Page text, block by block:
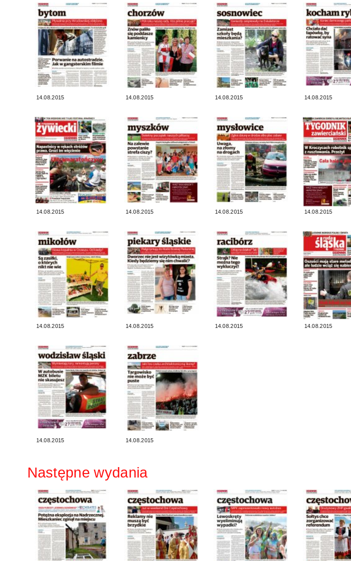
14.08.2015 14.08.2015 14.08.2015 14.08.2015
14.08.2015 14.08.2015 14.08.2015 14.08.2015
14.08.2015 14.08.2015 14.08.2015 14.08.2015
14.08.2015 14.08.2015
Następne wydania